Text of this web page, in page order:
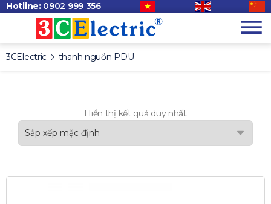
Hotline: 0902 999 356
3CElectric thanh nguồn PDU
Hiển thị kết quả duy nhất